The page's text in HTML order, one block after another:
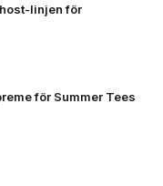
linjen för
för Summer Tees